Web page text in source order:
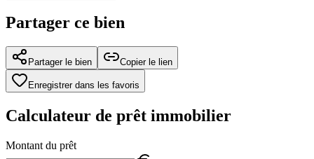
Partager ce bien
Partager le bien Copier le lien
Enregistrer dans les favoris
Calculateur de prêt immobilier
Montant du prêt